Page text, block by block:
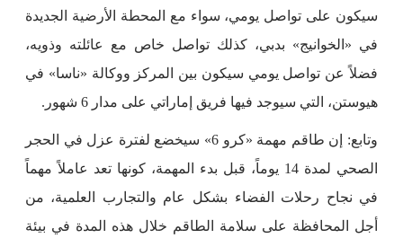
سيكون على تواصل يومي، سواء مع المحطة الأرضية الجديدة
في «الخوانيج» بدبي، كذلك تواصل خاص مع عائلته وذويه،
فضلاً عن تواصل يومي سيكون بين المركز ووكالة «ناسا» في
هيوستن، التي سيوجد فيها فريق إماراتي على مدار 6 شهور.
وتابع: إن طاقم مهمة «كرو 6» سيخضع لفترة عزل في الحجر
الصحي لمدة 14 يوماً، قبل بدء المهمة، كونها تعد عاملاً مهماً
في نجاح رحلات الفضاء بشكل عام والتجارب العلمية، من
أجل المحافظة على سلامة الطاقم خلال هذه المدة في بيئة